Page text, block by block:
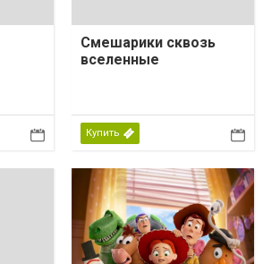
Смешарики сквозь
вселенные
Купить